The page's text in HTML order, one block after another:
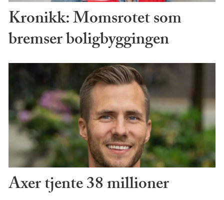
Kronikk: Momsrotet som
bremser boligbyggingen
Axer tjente 38 millioner